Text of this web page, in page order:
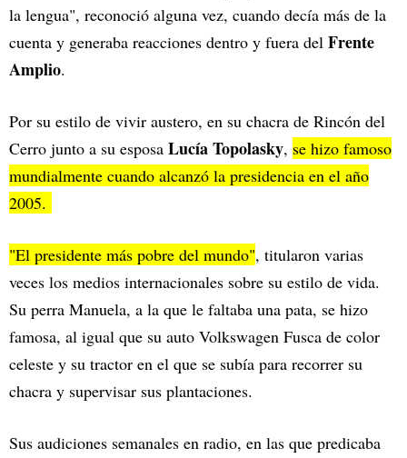
la lengua", reconoció alguna vez, cuando decía más de la
cuenta y generaba reacciones dentro y fuera del Frente
Amplio.
Por su estilo de vivir austero, en su chacra de Rincón del
Cerro junto a su esposa Lucía Topolasky, se hizo famoso
mundialmente cuando alcanzó la presidencia en el año
2005.
"El presidente más pobre del mundo", titularon varias
veces los medios internacionales sobre su estilo de vida.
Su perra Manuela, a la que le faltaba una pata, se hizo
famosa, al igual que su auto Volkswagen Fusca de color
celeste y su tractor en el que se subía para recorrer su
chacra y supervisar sus plantaciones.
Sus audiciones semanales en radio, en las que predicaba